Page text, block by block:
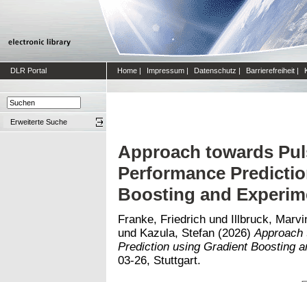
DLR Portal Home | Impressum | Datenschutz | Barrierefreiheit |
Erweiterte Suche
Approach towards
Performance
Boosting and
Franke, Friedrich und Illbruck,
und Kazula, Stefan (2026) Approach
Prediction using Gradient Boosting
03-26, Stuttgart.